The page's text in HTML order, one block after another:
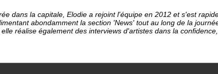
dans la capitale, Elodie a rejoint l'équipe en 2012 et s'est
abondamment la section 'News' tout au long de la
réalise également des interviews d'artistes dans la